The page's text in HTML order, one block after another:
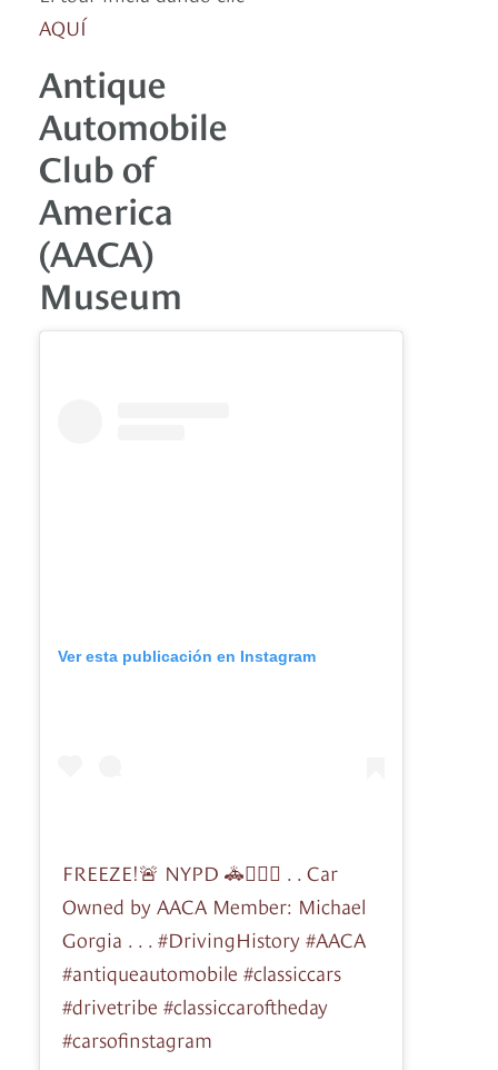
AQUÍ
Antique
Automobile
Club of
America
(AACA)
Museum
Ver esta publicación en Instagram
FREEZE!🚨 NYPD 🚓👮🏽‍♂️ . . Car
Owned by AACA Member: Michael
Gorgia . . . #DrivingHistory #AACA
#antiqueautomobile #classiccars
#drivetribe #classiccaroftheday
#carsofinstagram